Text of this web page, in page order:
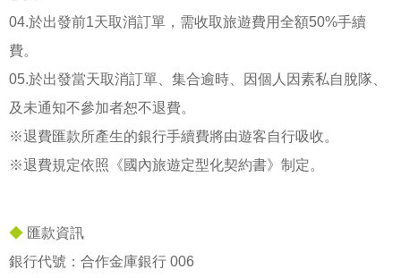
04.於出發前1天取消訂單，需收取旅遊費用全額50%手續
費。
05.於出發當天取消訂單、集合逾時、因個人因素私自脫隊、
及未通知不參加者恕不退費。
※退費匯款所產生的銀行手續費將由遊客自行吸收。
※退費規定依照《國內旅遊定型化契約書》制定。
◆ 匯款資訊
銀行代號：合作金庫銀行 006